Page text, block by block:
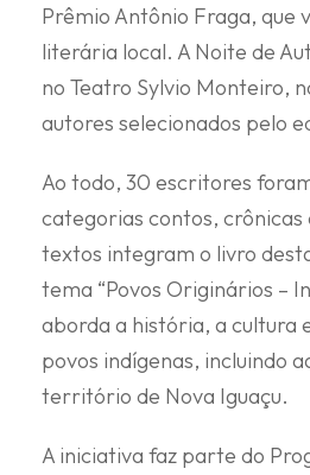
Prêmio Antônio Fraga, que
literária local. A Noite de
no Teatro Sylvio Monteiro,
autores selecionados pelo
Ao todo, 30 escritores
categorias contos, crônicas
textos integram o livro
tema “Povos Originários –
aborda a história, a cultura
povos indígenas, incluindo
território de Nova Iguaçu.
A iniciativa faz parte do